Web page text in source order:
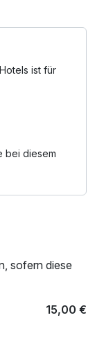
ist für
bei diesem
sofern diese
15,00 €